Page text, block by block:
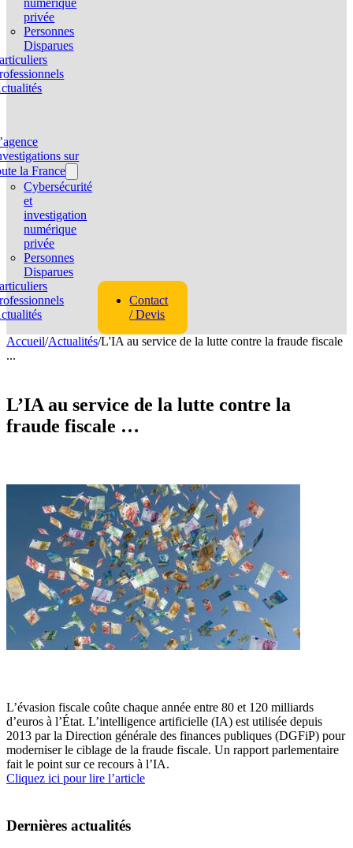
numérique
privée
Personnes
Disparues
sur
la France
Cybersécurité
et
investigation
numérique
privée
Personnes
Disparues
Contact
/ Devis
Accueil/Actualités/L'IA au service de la lutte contre la fraude fiscale
...
L’IA au service de la lutte contre la
fraude fiscale …
L’évasion fiscale coûte chaque année entre 80 et 120 milliards
d’euros à l’État. L’intelligence artificielle (IA) est utilisée depuis
2013 par la Direction générale des finances publiques (DGFiP) pour
moderniser le ciblage de la fraude fiscale. Un rapport parlementaire
fait le point sur ce recours à l’IA.
Cliquez ici pour lire l’article
Dernières actualités